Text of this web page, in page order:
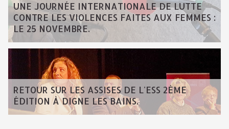
UNE JOURNÉE INTERNATIONALE DE LUTTE
CONTRE LES VIOLENCES FAITES AUX FEMMES :
LE 25 NOVEMBRE.
RETOUR SUR LES ASSISES DE L'ESS 2ÈME
ÉDITION À DIGNE LES BAINS.